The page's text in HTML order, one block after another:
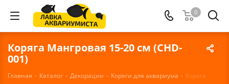
0
Коряга Мангровая 15-20 см (CHD-
001)
Главная - Каталог - Декорации - Коряги для аквариума - Коряга